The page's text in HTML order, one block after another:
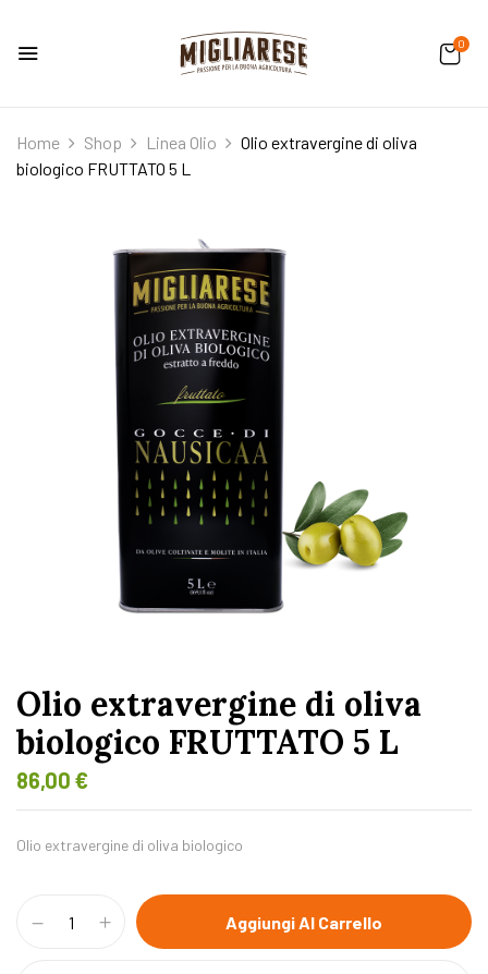
0
Home Shop Linea Olio
Olio extravergine di oliva
biologico FRUTTATO 5 L
Olio extravergine di oliva
biologico FRUTTATO 5 L
86,00 €
Olio extravergine di oliva biologico
Aggiungi Al Carrello